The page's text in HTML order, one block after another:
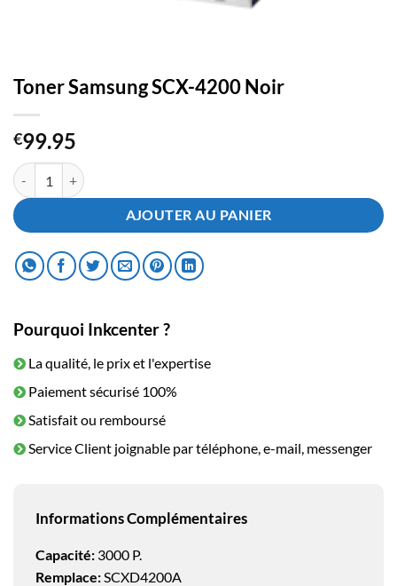
Toner Samsung SCX-4200 Noir
€99.95
quantité de Toner Samsung SCX-4200 Noir
AJOUTER AU PANIER
Pourquoi Inkcenter ?
La qualité, le prix et l'expertise
Paiement sécurisé 100%
Satisfait ou remboursé
Service Client joignable par téléphone, e-mail, messenger
Informations Complémentaires
Capacité: 3000 P.
Remplace: SCXD4200A